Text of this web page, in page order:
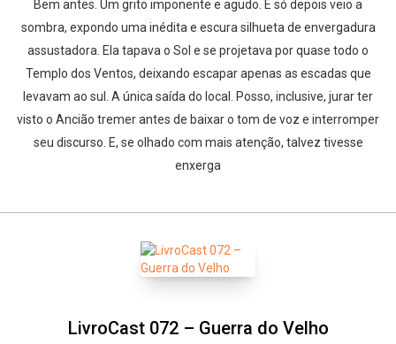
Bem antes. Um grito imponente e agudo. E só depois veio a
sombra, expondo uma inédita e escura silhueta de envergadura
assustadora. Ela tapava o Sol e se projetava por quase todo o
Templo dos Ventos, deixando escapar apenas as escadas que
levavam ao sul. A única saída do local. Posso, inclusive, jurar ter
visto o Ancião tremer antes de baixar o tom de voz e interromper
seu discurso. E, se olhado com mais atenção, talvez tivesse
enxerga
LivroCast 072 – Guerra do Velho